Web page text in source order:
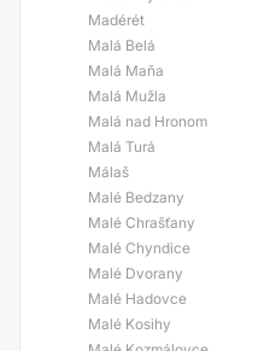
Madérét
Malá Belá
Malá Maňa
Malá Mužla
Malá nad Hronom
Malá Turá
Málaš
Malé Bedzany
Malé Chrašťany
Malé Chyndice
Malé Dvorany
Malé Hadovce
Malé Kosihy